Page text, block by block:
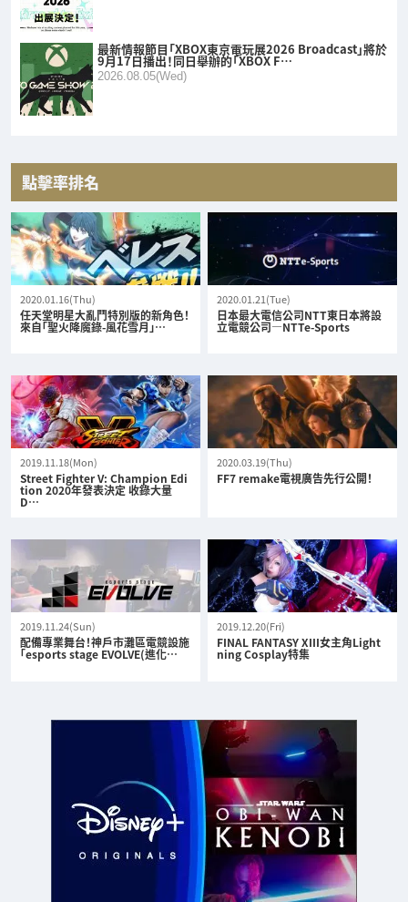
最新情報節目「XBOX東京電玩展2026 Broadcast」將於
9月17日播出！同日舉辦的「XBOX F…
2026.08.05(Wed)
點擊率排名
2020.01.16(Thu)
任天堂明星大亂鬥特別版的新角色！
來自「聖火降魔錄-風花雪月」…
2020.01.21(Tue)
日本最大電信公司NTT東日本將設
立電競公司—NTTe-Sports
2019.11.18(Mon)
Street Fighter V: Champion Edi
tion 2020年發表決定 收錄大量
D…
2020.03.19(Thu)
FF7 remake電視廣告先行公開！
2019.11.24(Sun)
配備專業舞台！神戶市灘區電競設施
「esports stage EVOLVE(進化…
2019.12.20(Fri)
FINAL FANTASY XIII女主角Light
ning Cosplay特集